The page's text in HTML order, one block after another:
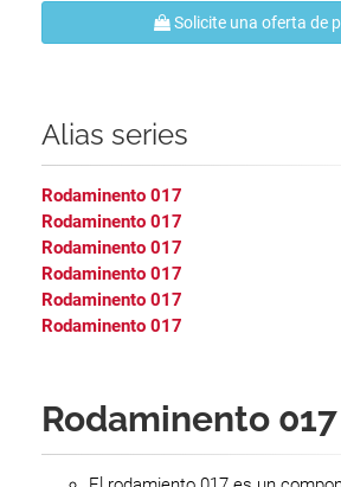
Solicite una oferta de
Alias series
Rodaminento 017
Rodaminento 017
Rodaminento 017
Rodaminento 017
Rodaminento 017
Rodaminento 017
Rodaminento 017